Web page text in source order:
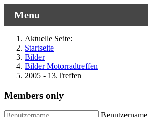
Menu
Aktuelle Seite:
Startseite
Bilder
Bilder Motorradtreffen
2005 - 13.Treffen
Members only